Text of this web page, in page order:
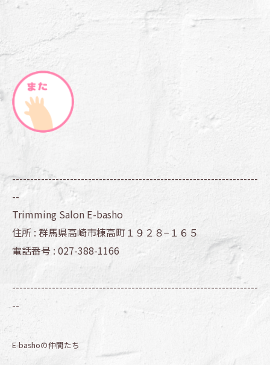
--------------------------------------------------------------------
--
Trimming Salon E-basho
住所 : 群馬県高崎市棟高町１９２８−１６５
電話番号 : 027-388-1166
--------------------------------------------------------------------
--
E-bashoの仲間たち